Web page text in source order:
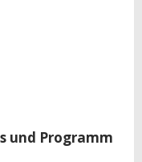
und Programm